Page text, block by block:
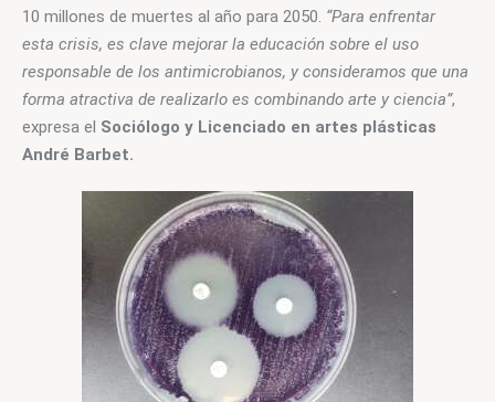
10 millones de muertes al año para 2050. “Para enfrentar
esta crisis, es clave mejorar la educación sobre el uso
responsable de los antimicrobianos, y consideramos que una
forma atractiva de realizarlo es combinando arte y ciencia”,
expresa el Sociólogo y Licenciado en artes plásticas
André Barbet.